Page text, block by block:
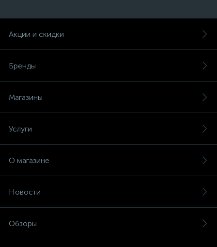
Акции и скидки
Бренды
Магазины
Услуги
О магазине
Новости
Обзоры